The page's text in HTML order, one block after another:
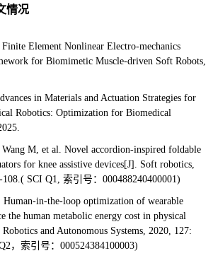
情况
Element Nonlinear Electro-mechanics
for Biomimetic Muscle-driven Soft Robots,
in Materials and Actuation Strategies for
Robotics: Optimization for Biomedical
Wang M, et al. Novel accordion-inspired foldable
for knee assistive devices[J]. Soft robotics,
SCI Q1, 索引号：000488240400001)
Human-in-the-loop optimization of wearable
the human metabolic energy cost in physical
and Autonomous Systems, 2020, 127:
，索引号：000524384100003)